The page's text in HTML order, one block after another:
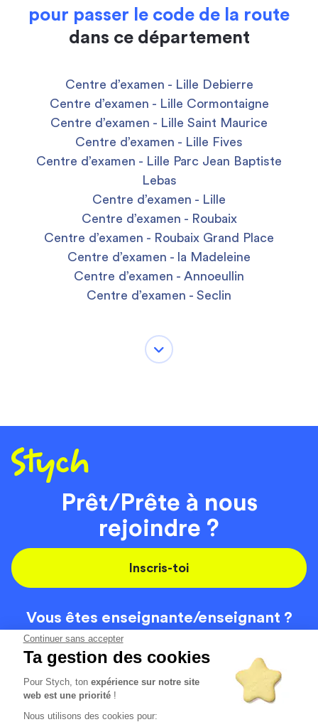
Continuer sans accepter
Ta gestion des cookies
Pour Stych, tonexpérience sur notre site
web est une priorité !
Nous utilisons des cookies pour:
pour passer le code de la route
dans ce département
Centre d’examen - Lille Debierre
Centre d’examen - Lille Cormontaigne
Centre d’examen - Lille Saint Maurice
Centre d’examen - Lille Fives
Centre d’examen - Lille Parc Jean Baptiste
Lebas
Centre d’examen - Lille
Centre d’examen - Roubaix
Centre d’examen - Roubaix Grand Place
Centre d’examen - la Madeleine
Centre d’examen - Annoeullin
Centre d’examen - Seclin
Prêt/Prête à nous
rejoindre ?
Inscris-toi
Vous êtes enseignante/enseignant ?
On recrute
Code de la route
Contact